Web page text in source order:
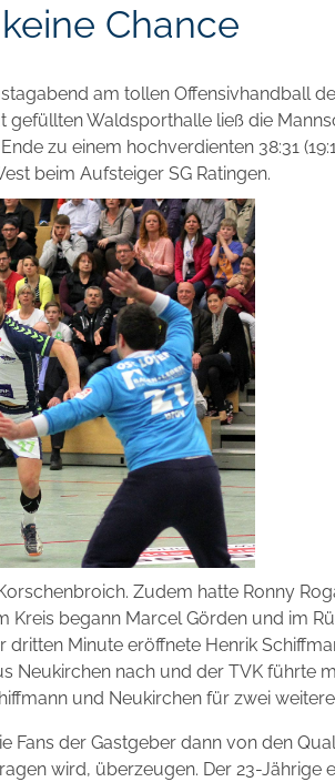
Chance
am tollen Offensivhandball
gefüllten Waldsporthalle ließ die
zu einem hochverdienten 38:31
beim Aufsteiger SG Ratingen.
Zudem hatte Ronny
Kreis begann Marcel Görden und im
dritten Minute eröffnete Henrik
Neukirchen nach und der TVK führte
und Neukirchen für zwei
Fans der Gastgeber dann von den
wird, überzeugen. Der 23-Jährige